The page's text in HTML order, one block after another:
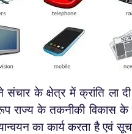
के क्षेत्र में क्रांति ला
राज्य के तकनीकी विकास
का कार्य करता है एवं